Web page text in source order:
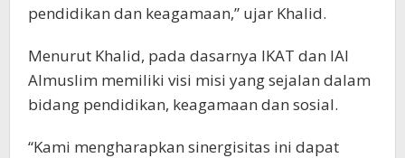
pendidikan dan keagamaan,” ujar Khalid.
Menurut Khalid, pada dasarnya IKAT dan IAI
Almuslim memiliki visi misi yang sejalan dalam
bidang pendidikan, keagamaan dan sosial.
“Kami mengharapkan sinergisitas ini dapat